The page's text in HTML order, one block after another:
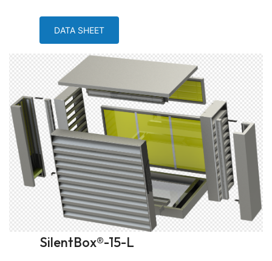
DATA SHEET
SilentBox®-15-L